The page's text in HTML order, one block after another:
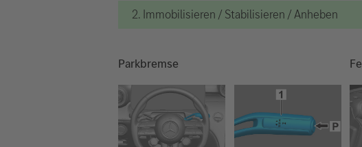
2. Immobilisieren / Stabilisieren / Anheben
Parkbremse